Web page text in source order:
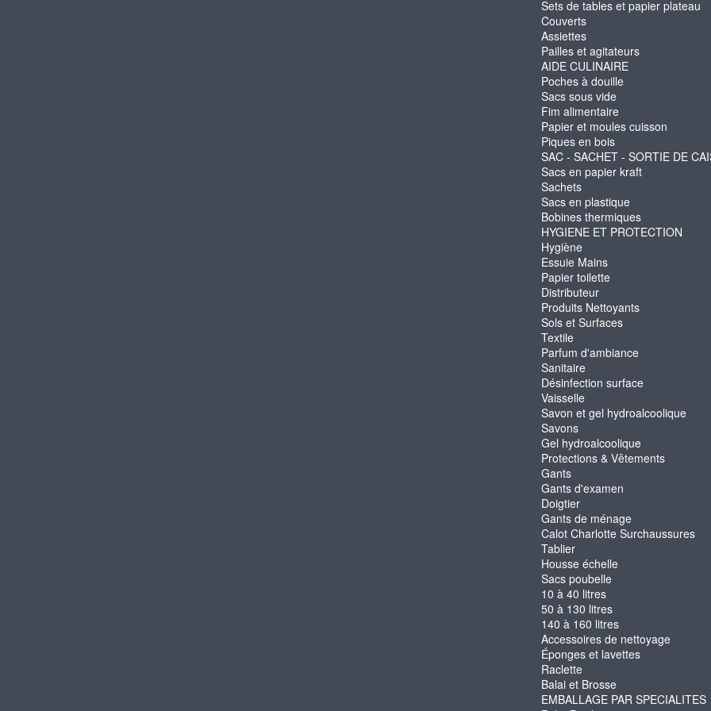
Sets de tables et papier plateau
Couverts
Assiettes
Pailles et agitateurs
AIDE CULINAIRE
Poches à douille
Sacs sous vide
Fim alimentaire
Papier et moules cuisson
Piques en bois
SAC - SACHET - SORTIE DE
Sacs en papier kraft
Sachets
Sacs en plastique
Bobines thermiques
HYGIENE ET PROTECTION
Hygiène
Essuie Mains
Papier toilette
Distributeur
Produits Nettoyants
Sols et Surfaces
Textile
Parfum d'ambiance
Sanitaire
Désinfection surface
Vaisselle
Savon et gel hydroalcoolique
Savons
Gel hydroalcoolique
Protections & Vêtements
Gants
Gants d'examen
Doigtier
Gants de ménage
Calot Charlotte Surchaussures
Tablier
Housse échelle
Sacs poubelle
10 à 40 litres
50 à 130 litres
140 à 160 litres
Accessoires de nettoyage
Éponges et lavettes
Raclette
Balai et Brosse
EMBALLAGE PAR SPECIALITES